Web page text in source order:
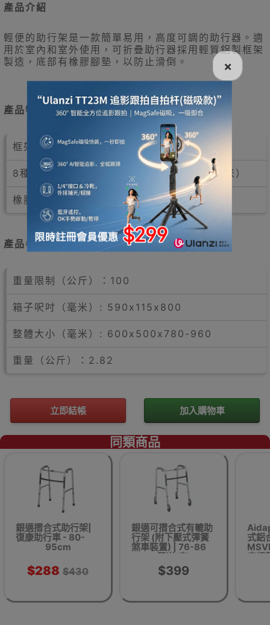
產品介紹
輕便的助行架是一款簡單易用，高度可調的助行器。適
用於室內和室外使用，可折疊助行器採用輕質鋁製框架
製造，底部有橡膠腳墊，以防止滑倒。
產品特點
框架以輕巧鋁材而製，容易攜帶
8種可調教高度，適合各用家（770－950毫米）
橡膠腳墊，以防止滑倒
產品參數
重量限制（公斤）：100
箱子呎吋（毫米）: 590x115x800
整體大小（毫米）: 600x500x780-960
重量（公斤）：2.82
立即結帳 加入購物車
同類商品
銀適摺合式助行架|
復康助行車 - 80-
95cm
$288 $430
銀適可摺合式有轆助
行架 (附下壓式彈簧
煞車裝置) | 76-86
厘米(高)
$399
式鋁
度調
×